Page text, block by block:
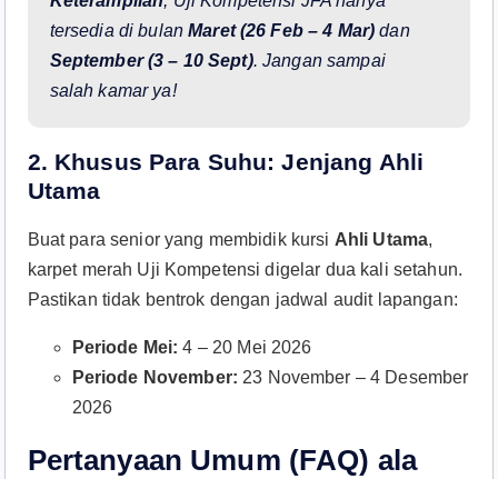
tersedia di bulanMaret (26 Feb – 4 Mar) dan
September (3 – 10 Sept). Jangan sampai
salah kamar ya!
2. Khusus Para Suhu: Jenjang Ahli
Utama
Buat para senior yang membidik kursi Ahli Utama,
karpet merah Uji Kompetensi digelar dua kali setahun.
Pastikan tidak bentrok dengan jadwal audit lapangan:
Periode Mei: 4 – 20 Mei 2026
Periode November: 23 November – 4 Desember
2026
Pertanyaan Umum (FAQ) ala